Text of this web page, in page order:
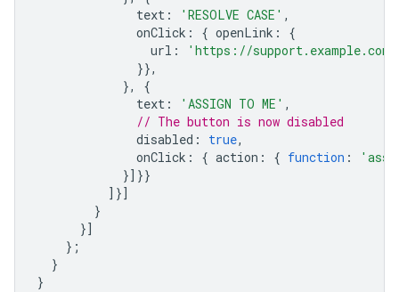
text : 'RESOLVE CASE' ,
onClick : { openLink :
{
url :
'https://support.example.com/
}},
},
{
text : 'ASSIGN TO ME' ,
// The button is now disabled
disabled : true,
onClick : { action : { function :
}]}}
]}]
}
}]
};
}
}